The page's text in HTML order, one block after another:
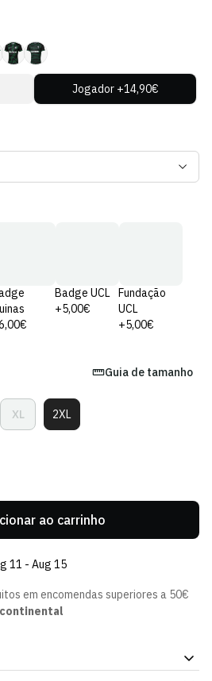
Jogador +14,90€
Badge UCL
+5,00€
Fundação
UCL
+5,00€
Guia de tamanho
XL
Variante
Esgotada
2XLVariante
Esgotada
ao carrinho
11 - Aug 15
em encomendas superiores a 50€